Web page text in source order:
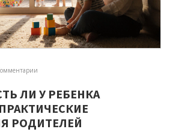
ЛИ У РЕБЕНКА
РОДИТЕЛЕЙ